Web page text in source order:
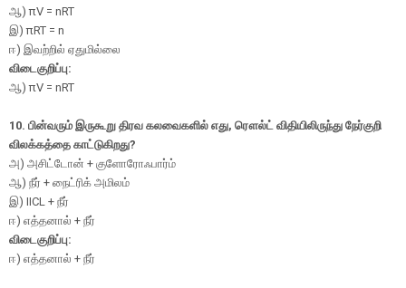
ஆ)πV = nRT
இ)πRT = n
ஈ) இவற்றில் ஏதுமில்லை
விடைகுறிப்பு:
ஆ)πV = nRT
10. பின்வரும் இருகூறு திரவ கலவைகளில் எது, ரௌல்ட் விதியிலிருந்து நேர்குறி
விலக்கத்தை காட்டுகிறது?
அ) அசிட்டோன் + குளோரோஃபார்ம்
ஆ) நீர் + நைட்ரிக் அமிலம்
இ) IICL + நீர்
ஈ) எத்தனால் + நீர்
விடைகுறிப்பு:
ஈ) எத்தனால் + நீர்